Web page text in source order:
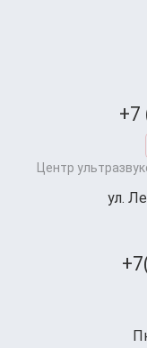
+7
Центр
ул.